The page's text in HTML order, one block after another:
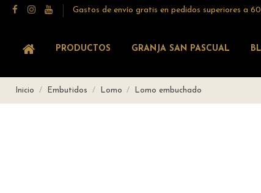
Gastos de envío gratis en pedidos superiores a
PRODUCTOS GRANJA SAN PASCUAL
Inicio Embutidos Lomo Lomo embuchado